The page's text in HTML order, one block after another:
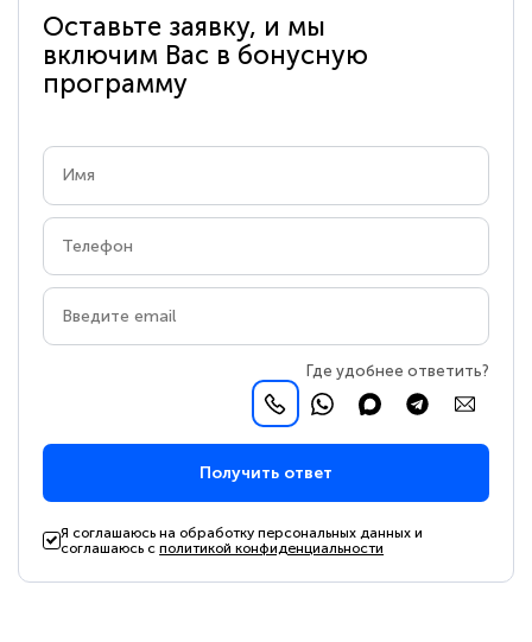
Оставьте заявку, и мы
включим Вас в бонусную
программу
Где удобнее ответить?
Получить ответ
Я соглашаюсь на обработку персональных данных и
соглашаюсь сполитикой конфиденциальности